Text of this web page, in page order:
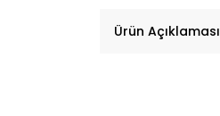
Ürün Açıklaması